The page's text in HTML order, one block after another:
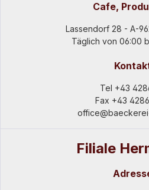
Cafe,
Lassendorf 28 - A-
Täglich von 06:00
Tel +43
Fax +43 4286
Filiale